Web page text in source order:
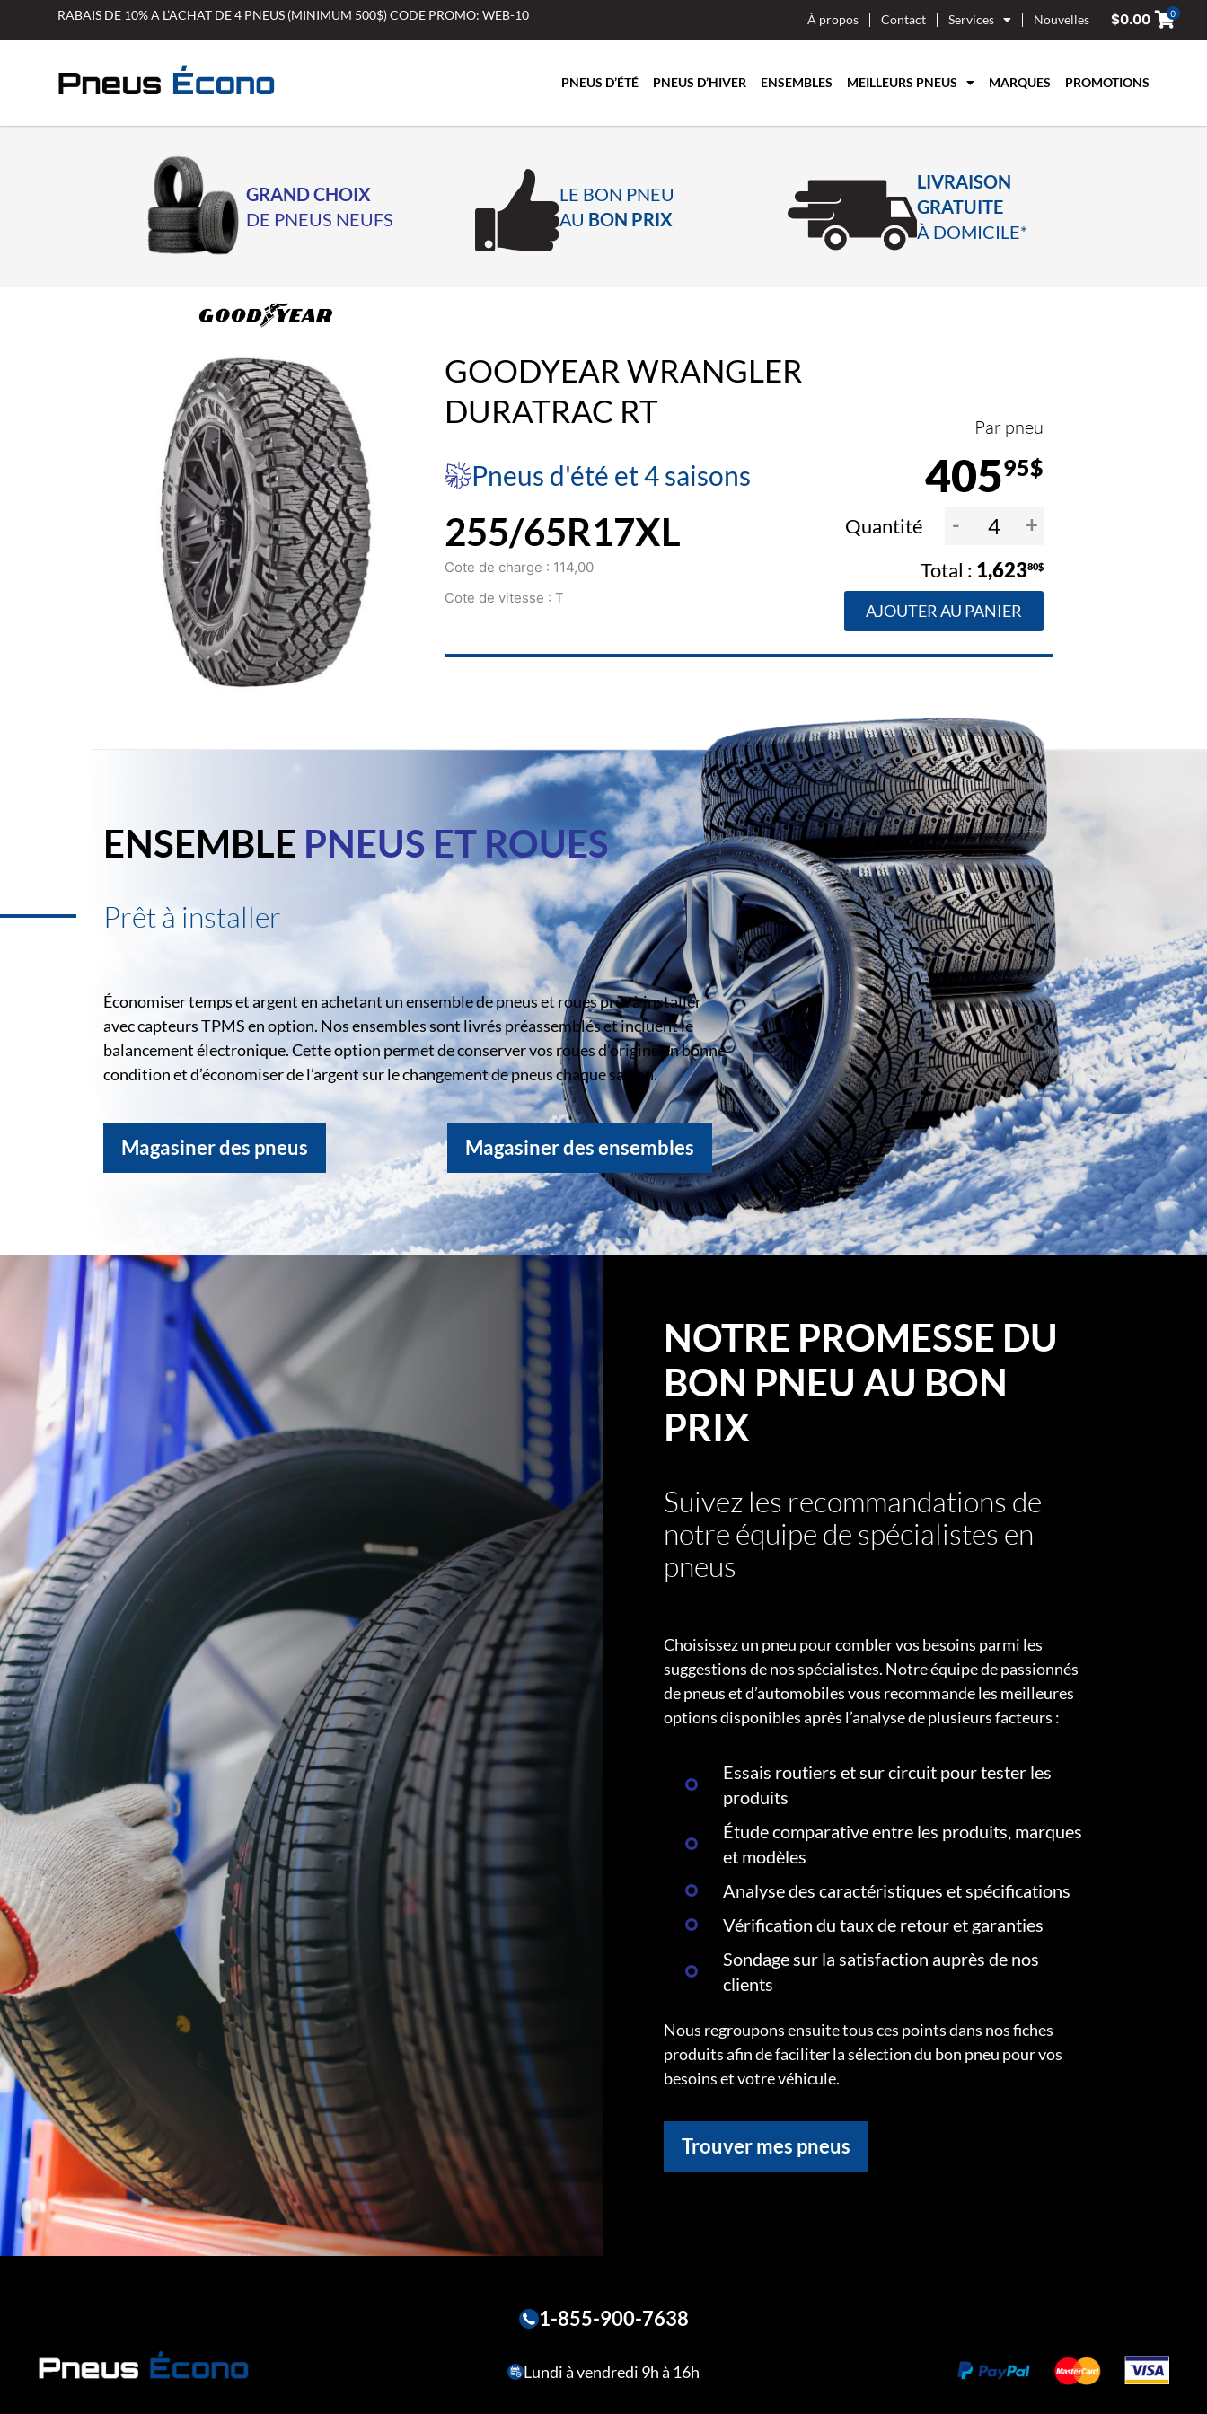
RABAIS DE 10% A L’ACHAT DE 4 PNEUS (MINIMUM 500$) CODE PROMO: WEB-10 À propos Contact Services Nouvelles $0.00 0
PNEUS D’ÉTÉ PNEUS D’HIVER ENSEMBLES MEILLEURS PNEUS MARQUES PROMOTIONS
GRAND CHOIX
DE PNEUS NEUFS
LE BON PNEU
AU BON PRIX
LIVRAISON
GRATUITE
À DOMICILE*
GOODYEAR WRANGLER
DURATRAC RT
Pneus d'été et 4 saisons
Par pneu
40595$
255/65R17XL
Cote de charge : 114,00
Cote de vitesse : T
Quantité - +
1,62380$
AJOUTER AU PANIER
ENSEMBLE PNEUS ET ROUES
Prêt à installer
Économiser temps et argent en achetant un ensemble de pneus et roues prêt à installer
avec capteurs TPMS en option. Nos ensembles sont livrés préassemblés et incluent le
balancement électronique. Cette option permet de conserver vos roues d’origine en bonne
condition et d’économiser de l’argent sur le changement de pneus chaque saison.
Magasiner des pneus Magasiner des ensembles
NOTRE PROMESSE DU
BON PNEU AU BON
PRIX
Suivez les recommandations de
notre équipe de spécialistes en
pneus
Choisissez un pneu pour combler vos besoins parmi les
suggestions de nos spécialistes. Notre équipe de passionnés
de pneus et d’automobiles vous recommande les meilleures
options disponibles après l’analyse de plusieurs facteurs :
Essais routiers et sur circuit pour tester les
produits
Étude comparative entre les produits, marques
et modèles
Analyse des caractéristiques et spécifications
Vérification du taux de retour et garanties
Sondage sur la satisfaction auprès de nos
clients
Nous regroupons ensuite tous ces points dans nos fiches
produits afin de faciliter la sélection du bon pneu pour vos
besoins et votre véhicule.
Trouver mes pneus
1-855-900-7638
Lundi à vendredi 9h à 16h